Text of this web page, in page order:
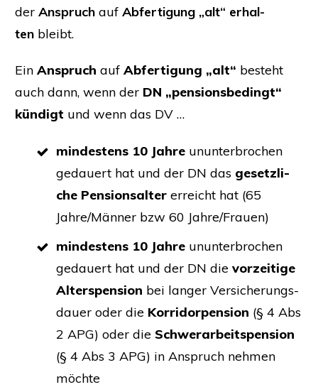
der Anspruch auf Abfer­ti­gung „alt“ erhal­
ten bleibt.
Ein Anspruch auf Abfer­ti­gung „alt“ besteht
auch dann, wenn der DN „pen­si­ons­be­dingt“
kün­digt und wenn das DV …
min­des­tens 10 Jah­re unun­ter­bro­chen
gedau­ert hat und der DN das gesetz­li­
che Pen­si­ons­al­ter erreicht hat (65
Jahre/Männer bzw 60 Jahre/Frauen)
min­des­tens 10 Jah­re unun­ter­bro­chen
gedau­ert hat und der DN die vor­zei­ti­ge
Alters­pen­si­on bei lan­ger Ver­si­che­rungs­
dau­er oder die Kor­ri­dor­pen­si­on (§ 4 Abs
2 APG) oder die Schwer­ar­beits­pen­si­on
(§ 4 Abs 3 APG) in Anspruch neh­men
möchte